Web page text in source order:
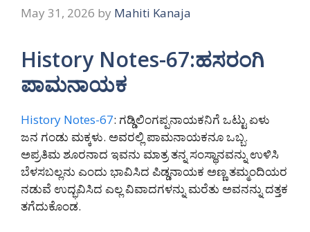
May 31, 2026 by Mahiti Kanaja
History Notes-67:ಹಸರಂಗಿ
ಪಾಮನಾಯಕ
History Notes-67: ಗಡ್ಡಿಲಿಂಗಪ್ಪನಾಯಕನಿಗೆ ಒಟ್ಟು ಏಳು
ಜನ ಗಂಡು ಮಕ್ಕಳು. ಅವರಲ್ಲಿ ಪಾಮನಾಯಕನೂ ಒಬ್ಬ.
ಅಪ್ರತಿಮ ಶೂರನಾದ ಇವನು ಮಾತ್ರ ತನ್ನ ಸಂಸ್ಥಾನವನ್ನು ಉಳಿಸಿ
ಬೆಳಸಬಲ್ಲನು ಎಂದು ಭಾವಿಸಿದ ಪಿಡ್ಡನಾಯಕ ಅಣ್ಣ ತಮ್ಮಂದಿಯರ
ನಡುವೆ ಉದ್ಭವಿಸಿದ ಎಲ್ಲ ವಿವಾದಗಳನ್ನು ಮರೆತು ಅವನನ್ನು ದತ್ತಕ
ತಗೆದುಕೊಂಡ.